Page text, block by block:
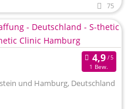
75
1 Bew.
und Hamburg, Deutschland